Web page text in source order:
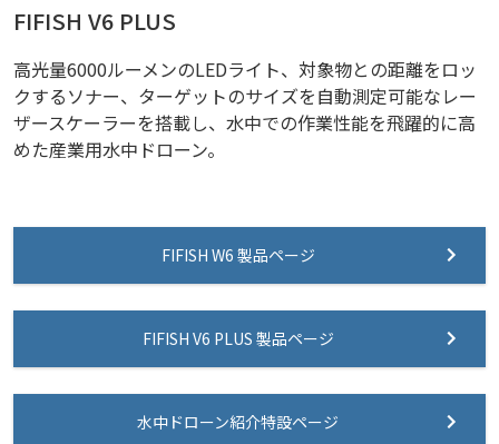
FIFISH V6 PLUS
高光量6000ルーメンのLEDライト、対象物との距離をロッ
クするソナー、ターゲットのサイズを自動測定可能なレー
ザースケーラーを搭載し、水中での作業性能を飛躍的に高
めた産業用水中ドローン。
FIFISH W6 製品ページ
FIFISH V6 PLUS 製品ページ
水中ドローン紹介特設ページ